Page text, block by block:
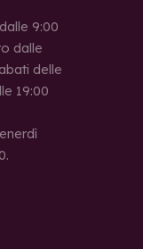
9:00
dalle
delle
19:00